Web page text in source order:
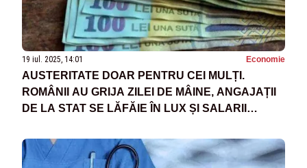
19 iul. 2025, 14:01 Economie
AUSTERITATE DOAR PENTRU CEI MULȚI.
ROMÂNII AU GRIJA ZILEI DE MÂINE, ANGAJAȚII
DE LA STAT SE LĂFĂIE ÎN LUX ȘI SALARII